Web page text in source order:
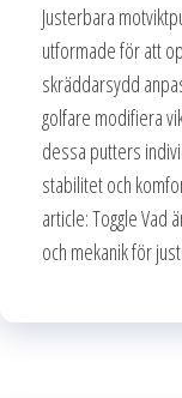
Justerbara
utformade för att
skräddarsydd
golfare modifiera
dessa putters
stabilitet och
article: Toggle Vad
och mekanik för